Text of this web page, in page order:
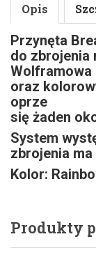
Opis
Przynęta
do zbrojenia
Wolframowa
oraz
oprze
się żaden
System
zbrojenia
Kolor:
Produkty